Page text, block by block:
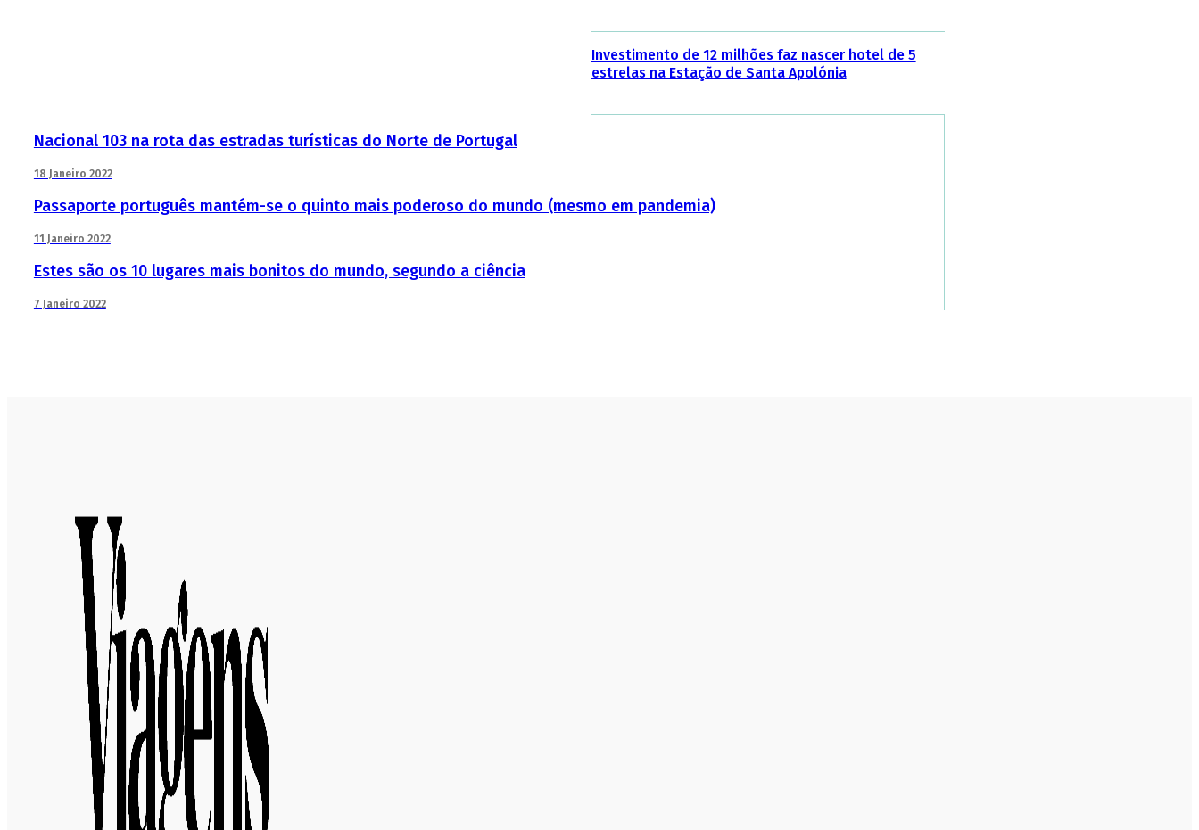
Investimento de 12 milhões faz nascer hotel de 5
estrelas na Estação de Santa Apolónia
Nacional 103 na rota das estradas turísticas do Norte de Portugal
18 Janeiro 2022
Passaporte português mantém-se o quinto mais poderoso do mundo (mesmo em pandemia)
11 Janeiro 2022
Estes são os 10 lugares mais bonitos do mundo, segundo a ciência
7 Janeiro 2022